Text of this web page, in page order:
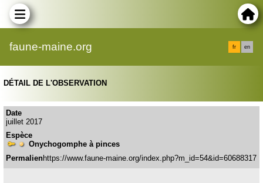
faune-maine.org fr en
DÉTAIL DE L'OBSERVATION
Date
juillet 2017
Espèce
Onychogomphe à pinces
Permalien